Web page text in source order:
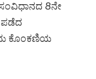
8ನೇ
ಪಡೆದ
ಕೊಂಕಣಿಯ